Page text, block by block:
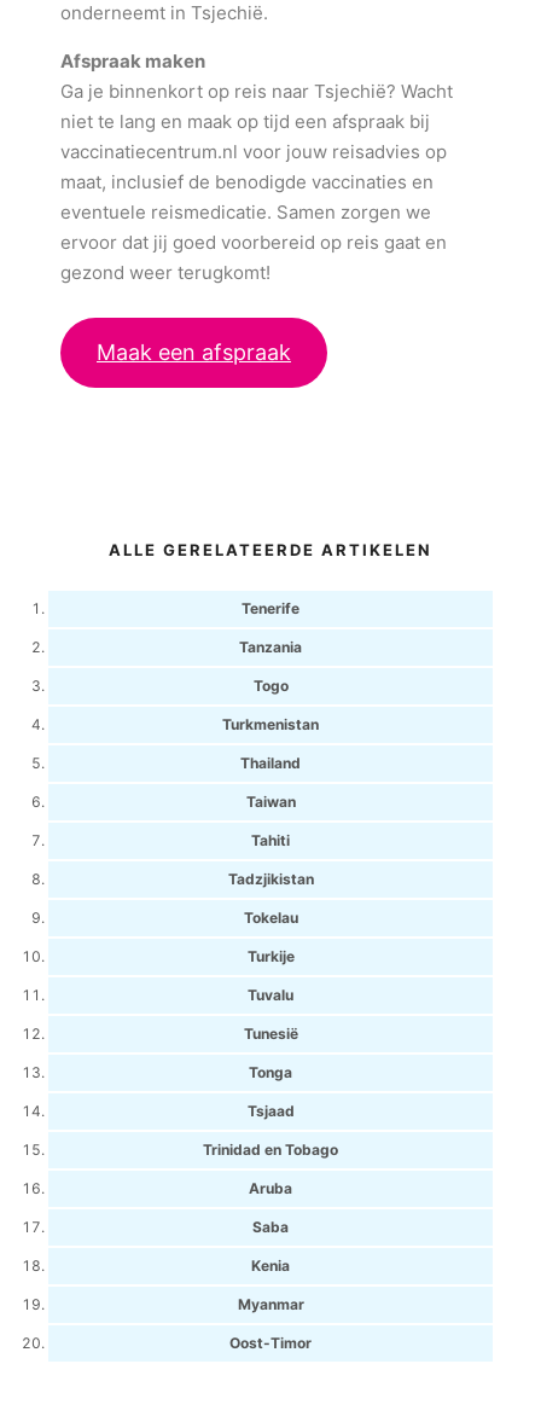
onderneemt in Tsjechië.
Afspraak maken
Ga je binnenkort op reis naar Tsjechië? Wacht
niet te lang en maak op tijd een afspraak bij
vaccinatiecentrum.nl voor jouw reisadvies op
maat, inclusief de benodigde vaccinaties en
eventuele reismedicatie. Samen zorgen we
ervoor dat jij goed voorbereid op reis gaat en
gezond weer terugkomt!
Maak een afspraak
ALLE GERELATEERDE ARTIKELEN
Tenerife
Tanzania
Togo
Turkmenistan
Thailand
Taiwan
Tahiti
Tadzjikistan
Tokelau
Turkije
Tuvalu
Tunesië
Tonga
Tsjaad
Trinidad en Tobago
Aruba
Saba
Kenia
Myanmar
Oost-Timor